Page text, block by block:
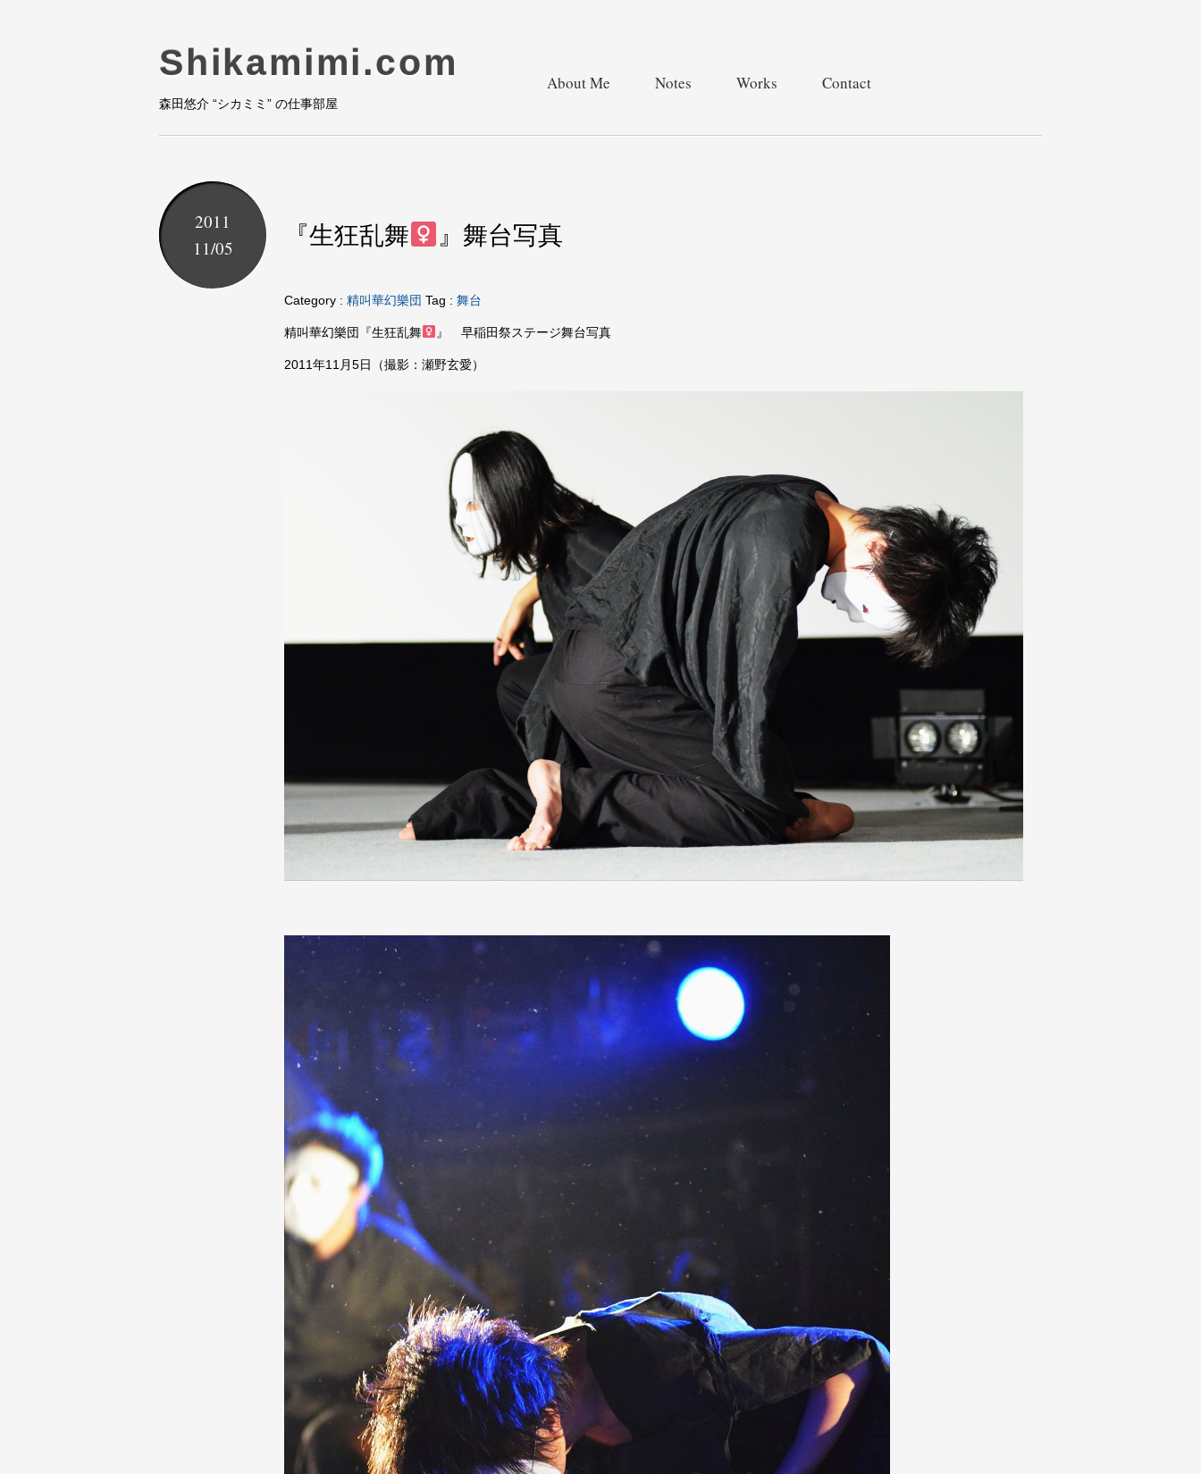
Shikamimi.com
森田悠介 “シカミミ” の仕事部屋
About Me Notes Works Contact
『生狂乱舞 』舞台写真
2011
11/05
Category : 精叫華幻樂団 Tag : 舞台
精叫華幻樂団『生狂乱舞 』 早稲田祭ステージ舞台写真
2011年11月5日（撮影：瀬野玄愛）